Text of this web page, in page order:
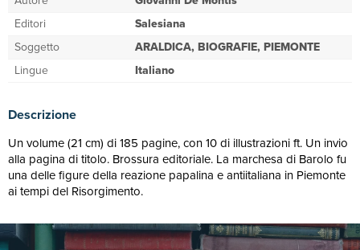
Editori
Salesiana
Soggetto
ARALDICA, BIOGRAFIE, PIEMONTE
Lingue
Italiano
Descrizione
Un volume (21 cm) di 185 pagine, con 10 di illustrazioni ft. Un invio
alla pagina di titolo. Brossura editoriale. La marchesa di Barolo fu
una delle figure della reazione papalina e antiitaliana in Piemonte
ai tempi del Risorgimento.